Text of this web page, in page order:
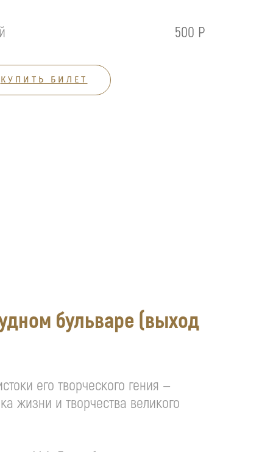
500 Р
КУПИТЬ БИЛЕТ
бульваре (выход
его творческого гения —
жизни и творчества великого